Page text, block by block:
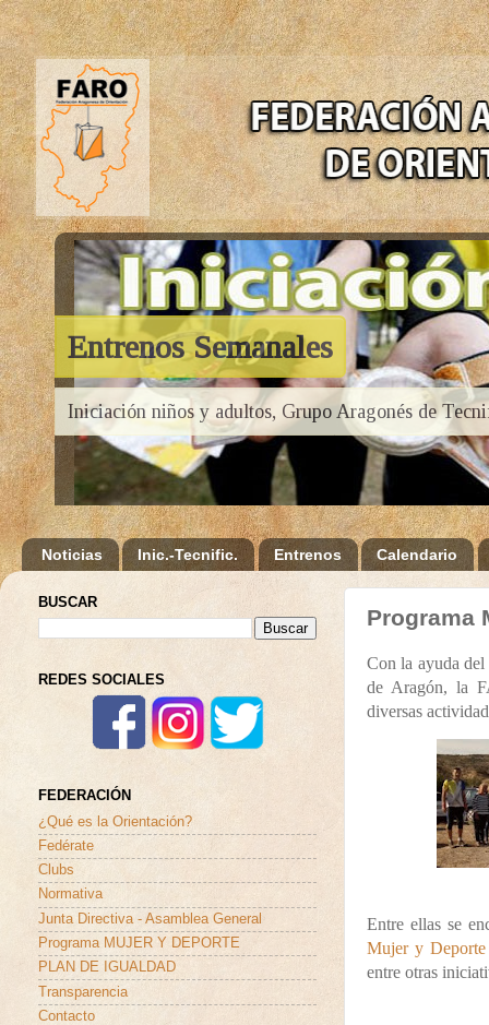
Entrenos Semanales
Iniciación niños y adultos, Grupo Aragonés de
Noticias Inic.-Tecnific. Entrenos Calendario
Programa
Con la ayuda
de Aragón, la
diversas
Entre ellas se
Mujer y
entre otras
BUSCAR
REDES SOCIALES
FEDERACIÓN
¿Qué es la Orientación?
Fedérate
Clubs
Normativa
Junta Directiva - Asamblea General
Programa MUJER Y DEPORTE
PLAN DE IGUALDAD
Transparencia
Contacto